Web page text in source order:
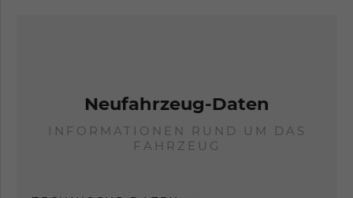
Neufahrzeug-Daten
INFORMATIONEN RUND UM DAS
FAHRZEUG